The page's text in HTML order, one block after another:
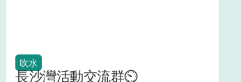
吹水
長沙灣活動交流群⏲️